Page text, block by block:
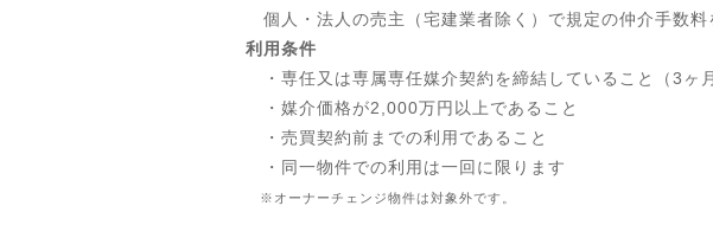
個人・法人の売主（宅建業者除く）で規定の仲介手数料
利用条件
・専任又は専属専任媒介契約を締結していること（3ヶ月
・媒介価格が2,000万円以上であること
・売買契約前までの利用であること
・同一物件での利用は一回に限ります
※オーナーチェンジ物件は対象外です。